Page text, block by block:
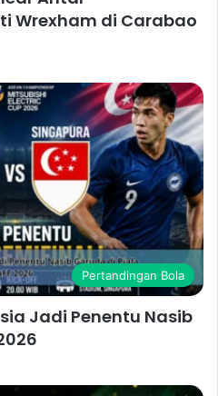
Wrexham di Carabao
Pertandingan Bola
Jadi Penentu Nasib